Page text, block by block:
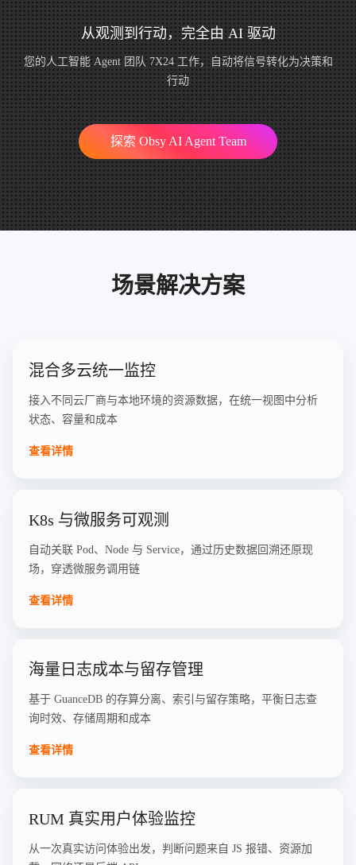
从观测到行动，完全由 AI 驱动
您的人工智能 Agent 团队 7X24 工作，自动将信号转化为决策和
行动
探索 Obsy AI Agent Team
场景解决方案
混合多云统一监控
接入不同云厂商与本地环境的资源数据，在统一视图中分析
状态、容量和成本
查看详情
K8s 与微服务可观测
自动关联 Pod、Node 与 Service，通过历史数据回溯还原现
场，穿透微服务调用链
查看详情
海量日志成本与留存管理
基于 GuanceDB 的存算分离、索引与留存策略，平衡日志查
询时效、存储周期和成本
查看详情
RUM 真实用户体验监控
从一次真实访问体验出发，判断问题来自 JS 报错、资源加